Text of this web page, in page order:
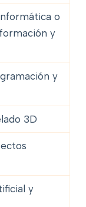
o
y
y
3D
y